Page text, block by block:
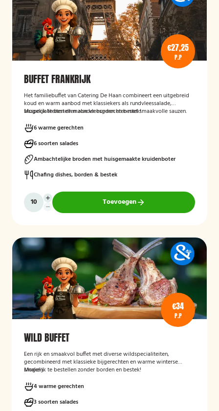
€27,25
P.P
BUFFET FRANKRIJK
Het familiebuffet van Catering De Haan combineert een uitgebreid
koud en warm aanbod met klassiekers als rundvleessalade,
visspecialiteiten en malse vleesgerechten met smaakvolle sauzen.
zoals crème brûlée met vanille-ijs.
Mogelijk te bestellen zonder borden en bestek!
6 warme gerechten
6 soorten salades
Ambachtelijke broden met huisgemaakte kruidenboter
Chafing dishes, borden & bestek
Toevoegen
€34
P.P
WILD BUFFET
Een rijk en smaakvol buffet met diverse wildspecialiteiten,
gecombineerd met klassieke bijgerechten en warme winterse
smaken.
Mogelijk te bestellen zonder borden en bestek!
4 warme gerechten
3 soorten salades